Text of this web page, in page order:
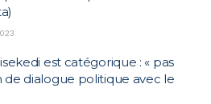
est catégorique : « pas
de dialogue politique avec le